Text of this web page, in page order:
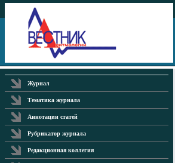
Журнал
Тематика журнала
Аннотации статей
Рубрикатор журнала
Редакционная коллегия